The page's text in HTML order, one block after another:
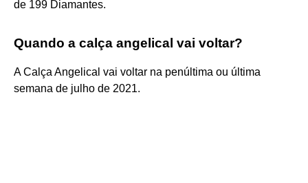
de 199 Diamantes.
Quando a calça angelical vai voltar?
A Calça Angelical vai voltar na penúltima ou última
semana de julho de 2021.